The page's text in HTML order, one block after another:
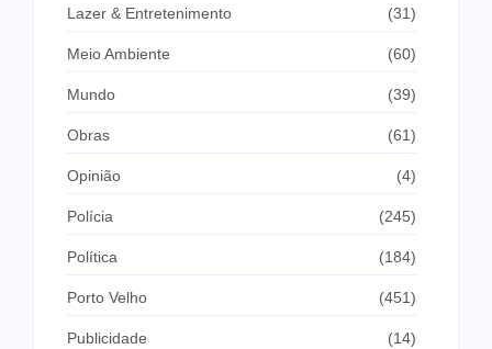
Lazer & Entretenimento (31)
Meio Ambiente (60)
Mundo (39)
Obras (61)
Opinião (4)
Polícia (245)
Política (184)
Porto Velho (451)
Publicidade (14)